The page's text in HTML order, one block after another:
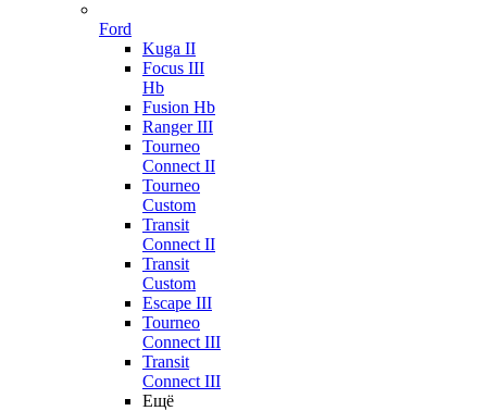
Ford
Kuga II
Focus III
Hb
Fusion Hb
Ranger III
Tourneo
Connect II
Tourneo
Custom
Transit
Connect II
Transit
Custom
Escape III
Tourneo
Connect III
Transit
Connect III
Ещё